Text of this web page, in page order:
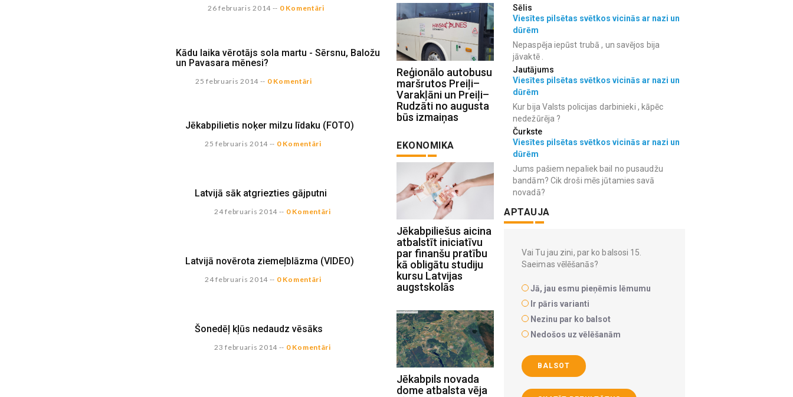
26 februaris 2014-- 0 Komentāri
Kādu laika vērotājs sola martu - Sērsnu, Baložu
un Pavasara mēnesi?
25 februaris 2014-- 0 Komentāri
Jēkabpilietis noķer milzu līdaku (FOTO)
25 februaris 2014-- 0 Komentāri
Latvijā sāk atgriezties gājputni
24 februaris 2014-- 0 Komentāri
Latvijā novērota ziemeļblāzma (VIDEO)
24 februaris 2014-- 0 Komentāri
Šonedēļ kļūs nedaudz vēsāks
23 februaris 2014-- 0 Komentāri
Reģionālo autobusu
maršrutos Preiļi–
Varakļāni un Preiļi–
Rudzāti no augusta
būs izmaiņas
EKONOMIKA
Jēkabpiliešus aicina
atbalstīt iniciatīvu
par finanšu pratību
kā obligātu studiju
kursu Latvijas
augstskolās
Jēkabpils novada
dome atbalsta vēja
Sēlis
Viesītes pilsētas svētkos vicinās ar nazi un
dūrēm
Nepaspēja iepūst trubā , un savējos bija
jāvaktē .
Jautājums
Viesītes pilsētas svētkos vicinās ar nazi un
dūrēm
Kur bija Valsts policijas darbinieki , kāpēc
nedežūrēja ?
Čurkste
Viesītes pilsētas svētkos vicinās ar nazi un
dūrēm
Jums pašiem nepaliek bail no pusaudžu
bandām? Cik droši mēs jūtamies savā
novadā?
APTAUJA
Vai Tu jau zini, par ko balsosi 15.
Saeimas vēlēšanās?
Jā, jau esmu pieņēmis lēmumu
Ir pāris varianti
Nezinu par ko balsot
Nedošos uz vēlēšanām
BALSOT